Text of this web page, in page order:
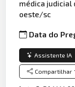
médica judicial
oeste/sc
Data do
Assistente IA
Compartilhar